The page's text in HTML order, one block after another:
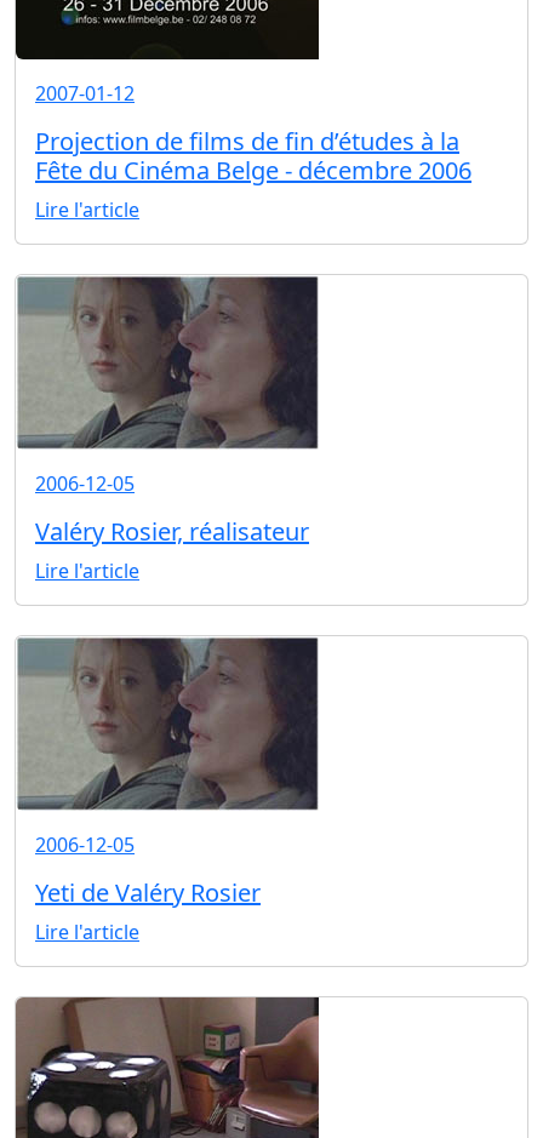
2007-01-12
Projection de films de fin d’études à la
Fête du Cinéma Belge - décembre 2006
Lire l'article
2006-12-05
Valéry Rosier, réalisateur
Lire l'article
2006-12-05
Yeti de Valéry Rosier
Lire l'article